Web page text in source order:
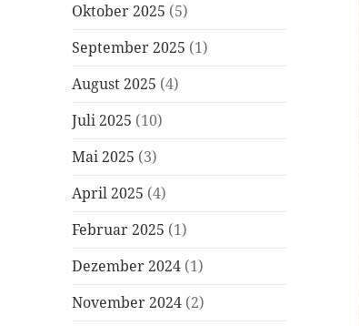
Oktober 2025 (5)
September 2025 (1)
August 2025 (4)
Juli 2025 (10)
Mai 2025 (3)
April 2025 (4)
Februar 2025 (1)
Dezember 2024 (1)
November 2024 (2)